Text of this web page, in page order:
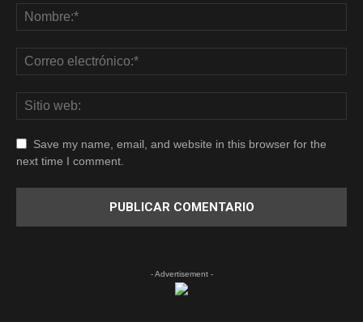
Save my name, email, and website in this browser for the
next time I comment.
- Advertisement -